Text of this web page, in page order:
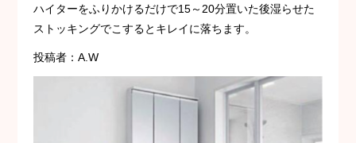
ハイターをふりかけるだけで15～20分置いた後湿らせた
ストッキングでこするとキレイに落ちます。
投稿者：A.W